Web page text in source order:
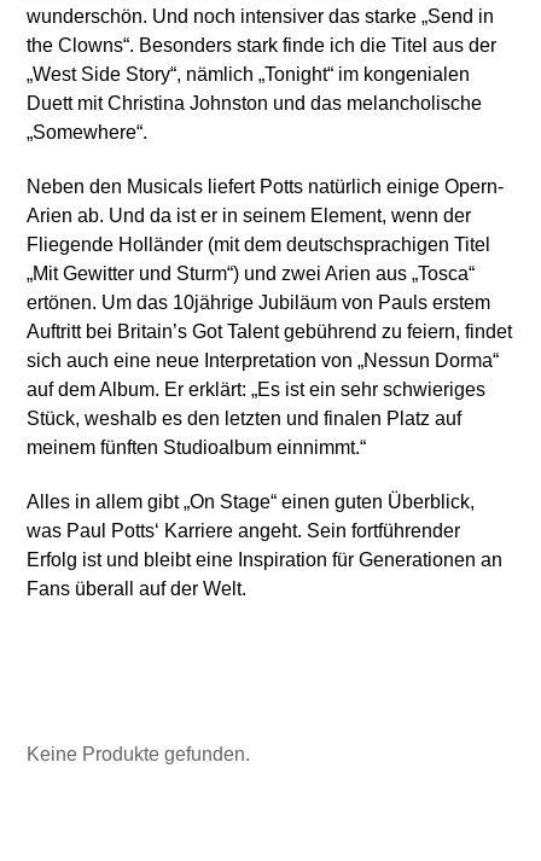
wunderschön. Und noch intensiver das starke „Send in
the Clowns“. Besonders stark finde ich die Titel aus der
„West Side Story“, nämlich „Tonight“ im kongenialen
Duett mit Christina Johnston und das melancholische
„Somewhere“.
Neben den Musicals liefert Potts natürlich einige Opern-
Arien ab. Und da ist er in seinem Element, wenn der
Fliegende Holländer (mit dem deutschsprachigen Titel
„Mit Gewitter und Sturm“) und zwei Arien aus „Tosca“
ertönen. Um das 10jährige Jubiläum von Pauls erstem
Auftritt bei Britain’s Got Talent gebührend zu feiern, findet
sich auch eine neue Interpretation von „Nessun Dorma“
auf dem Album. Er erklärt: „Es ist ein sehr schwieriges
Stück, weshalb es den letzten und finalen Platz auf
meinem fünften Studioalbum einnimmt.“
Alles in allem gibt „On Stage“ einen guten Überblick,
was Paul Potts‘ Karriere angeht. Sein fortführender
Erfolg ist und bleibt eine Inspiration für Generationen an
Fans überall auf der Welt.
Keine Produkte gefunden.